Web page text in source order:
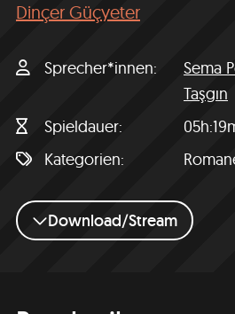
Dinçer Güçyeter
Sprecher*innen Sema
Taşgın
Spieldauer
Kategorien
Download/Stream